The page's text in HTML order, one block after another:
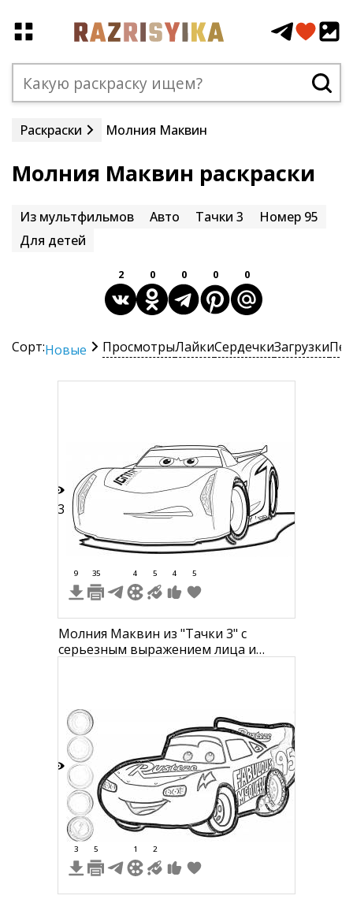
Раскраски Молния Маквин
Молния Маквин раскраски
Из мультфильмов Авто Тачки 3
Номер 95
Для детей
2 0 0 0 0
Сорт:Новые ПросмотрыЛайкиСердечкиЗагрузки
53
9 35 4 5 4 5
Молния Маквин из "Тачки 3" с
серьезным выражением лица и
3 5 1 2